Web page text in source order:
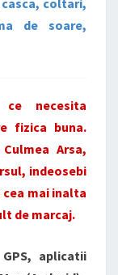
de soare,
necesita
fizica buna.
Arsa,
indeosebi
mai inalta
de marcaj.
aplicatii